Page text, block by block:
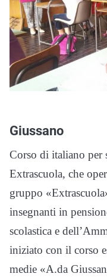
Giussano
Corso di italiano per
Extrascuola, che
gruppo
insegnanti in
scolastica e
iniziato con il corso
medie «A.da